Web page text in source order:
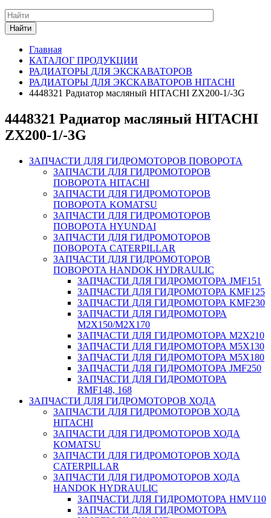
Найти
Главная
КАТАЛОГ ПРОДУКЦИИ
РАДИАТОРЫ ДЛЯ ЭКСКАВАТОРОВ
РАДИАТОРЫ ДЛЯ ЭКСКАВАТОРОВ HITACHI
4448321 Радиатор масляный HITACHI ZX200-1/-3G
4448321 Радиатор масляный HITACHI
ZX200-1/-3G
ЗАПЧАСТИ ДЛЯ ГИДРОМОТОРОВ ПОВОРОТА
ЗАПЧАСТИ ДЛЯ ГИДРОМОТОРОВ
ПОВОРОТА HITACHI
ЗАПЧАСТИ ДЛЯ ГИДРОМОТОРОВ
ПОВОРОТА KOMATSU
ЗАПЧАСТИ ДЛЯ ГИДРОМОТОРОВ
ПОВОРОТА HYUNDAI
ЗАПЧАСТИ ДЛЯ ГИДРОМОТОРОВ
ПОВОРОТА CATERPILLAR
ЗАПЧАСТИ ДЛЯ ГИДРОМОТОРОВ
ПОВОРОТА HANDOK HYDRAULIC
ЗАПЧАСТИ ДЛЯ ГИДРОМОТОРА JMF151
ЗАПЧАСТИ ДЛЯ ГИДРОМОТОРА KMF125
ЗАПЧАСТИ ДЛЯ ГИДРОМОТОРА KMF230
ЗАПЧАСТИ ДЛЯ ГИДРОМОТОРА
M2X150/M2X170
ЗАПЧАСТИ ДЛЯ ГИДРОМОТОРА M2X210
ЗАПЧАСТИ ДЛЯ ГИДРОМОТОРА M5X130
ЗАПЧАСТИ ДЛЯ ГИДРОМОТОРА M5X180
ЗАПЧАСТИ ДЛЯ ГИДРОМОТОРА JMF250
ЗАПЧАСТИ ДЛЯ ГИДРОМОТОРА
RMF148, 168
ЗАПЧАСТИ ДЛЯ ГИДРОМОТОРОВ ХОДА
ЗАПЧАСТИ ДЛЯ ГИДРОМОТОРОВ ХОДА
HITACHI
ЗАПЧАСТИ ДЛЯ ГИДРОМОТОРОВ ХОДА
KOMATSU
ЗАПЧАСТИ ДЛЯ ГИДРОМОТОРОВ ХОДА
CATERPILLAR
ЗАПЧАСТИ ДЛЯ ГИДРОМОТОРОВ ХОДА
HANDOK HYDRAULIC
ЗАПЧАСТИ ДЛЯ ГИДРОМОТОРА HMV110
ЗАПЧАСТИ ДЛЯ ГИДРОМОТОРА